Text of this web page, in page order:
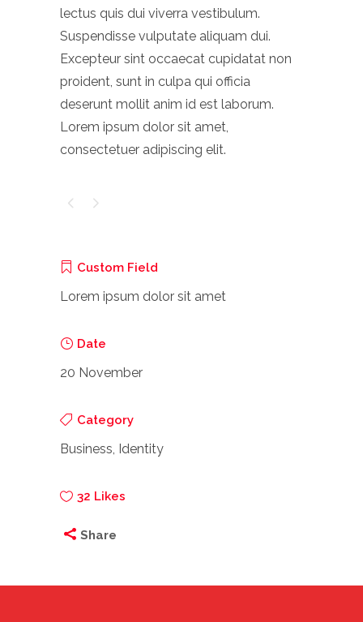
lectus quis dui viverra vestibulum.
Suspendisse vulputate aliquam dui.
Excepteur sint occaecat cupidatat non
proident, sunt in culpa qui officia
deserunt mollit anim id est laborum.
Lorem ipsum dolor sit amet,
consectetuer adipiscing elit.
Custom Field
Lorem ipsum dolor sit amet
Date
20 November
Category
Business, Identity
32 Likes
Share